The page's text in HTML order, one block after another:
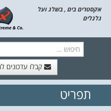
אקסטרים בים , בשלג ועל
גלגלים
קבלו עדכונים
// הצטרף
תפריט